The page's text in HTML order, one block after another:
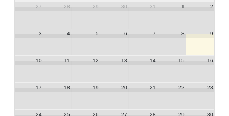
27 28 29 30 31 1 2
3 4 5 6 7 8 9
10 11 12 13 14 15 16
17 18 19 20 21 22 23
24 25 26 27 28 29 30